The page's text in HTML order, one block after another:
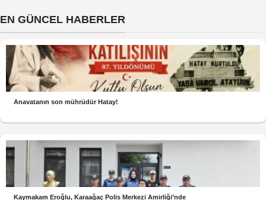
EN GÜNCEL HABERLER
Anavatanın son mührüdür Hatay!
Kaymakam Eroğlu, Karaağaç Polis Merkezi Amirliği’nde